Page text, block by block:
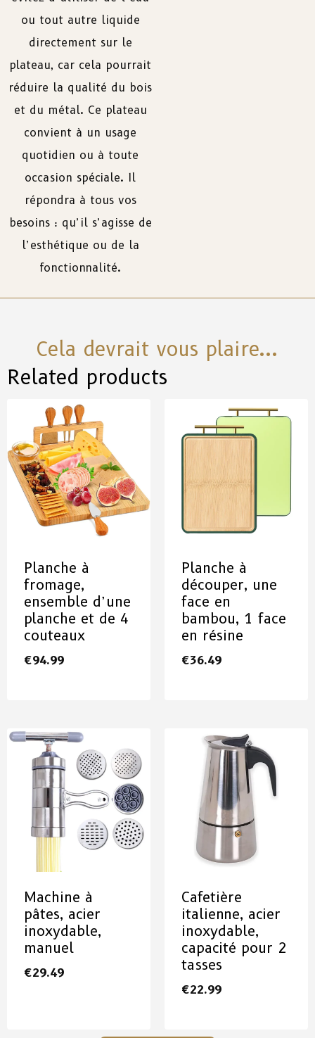
ou tout autre liquide
directement sur le
plateau, car cela pourrait
réduire la qualité du bois
et du métal. Ce plateau
convient à un usage
quotidien ou à toute
occasion spéciale. Il
répondra à tous vos
besoins : qu’il s’agisse de
l’esthétique ou de la
fonctionnalité.
Cela devrait vous plaire...
Related products
Planche à
fromage,
ensemble d’une
planche et de 4
couteaux
€94.99
Planche à
découper, une
face en
bambou, 1 face
en résine
€36.49
Machine à
pâtes, acier
inoxydable,
manuel
€29.49
Cafetière
italienne, acier
inoxydable,
capacité pour 2
tasses
€22.99